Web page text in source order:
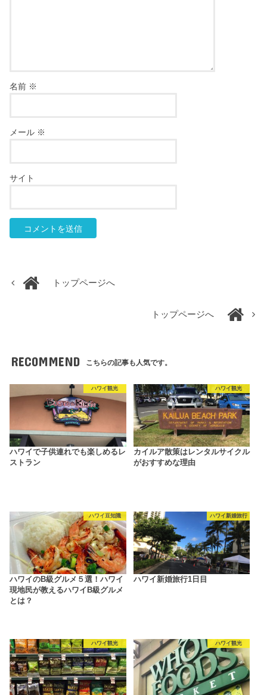
名前 ※
メール ※
サイト
トップページへ
トップページへ
RECOMMEND こちらの記事も人気です。
ハワイ観光
ハワイで子供連れでも楽しめるレ
ストラン
ハワイ観光
カイルア散策はレンタルサイクル
がおすすめな理由
ハワイ豆知識
ハワイのB級グルメ５選！ハワイ
現地民が教えるハワイB級グルメ
とは？
ハワイ新婚旅行
ハワイ新婚旅行1日目
ハワイ観光 ハワイ観光